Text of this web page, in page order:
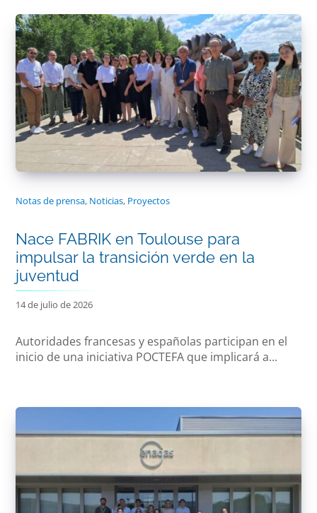
Notas de prensa, Noticias, Proyectos
Nace FABRIK en Toulouse para
impulsar la transición verde en la
juventud
14 de julio de 2026
Autoridades francesas y españolas participan en el
inicio de una iniciativa POCTEFA que implicará a...